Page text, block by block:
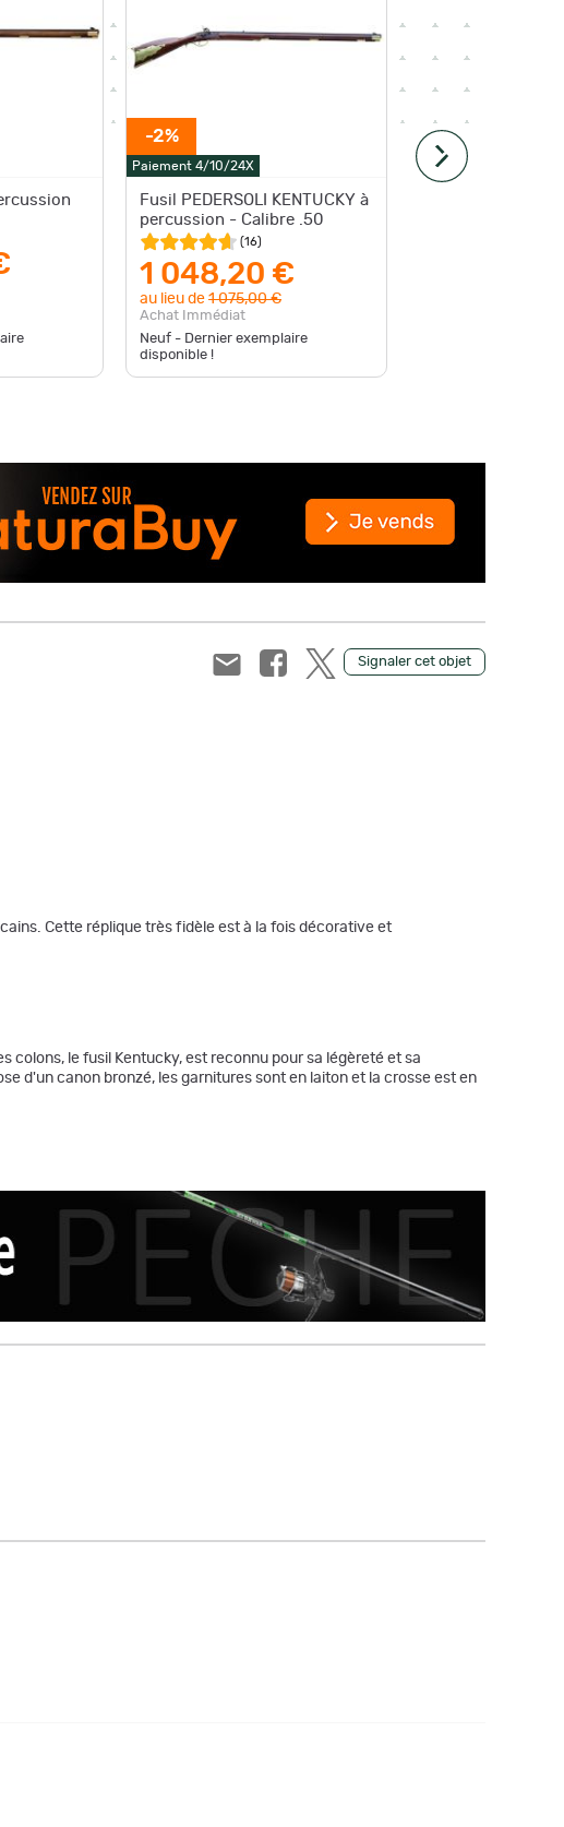
-2%
Paiement 4/10/24X
Fusil PEDERSOLI KENTUCKY à
percussion - Calibre .50
(16)
1 048,20 €
au lieu de 1 075,00 €
Achat Immédiat
Neuf - Dernier exemplaire
disponible !
Signaler cet objet
Cette réplique très fidèle est à la fois décorative et
colons, le fusil Kentucky, est reconnu pour sa légèreté et sa
d'un canon bronzé, les garnitures sont en laiton et la crosse est en